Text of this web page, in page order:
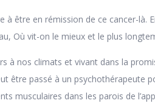
à être en rémission de ce cancer-là.
Où vit-on le mieux et le plus
à nos climats et vivant dans la
être passé à un psychothérapeute
musculaires dans les parois de